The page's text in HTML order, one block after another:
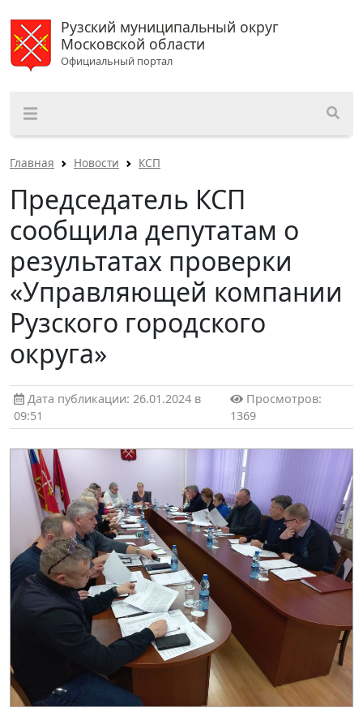
Рузский муниципальный округ
Московской области
Официальный портал
Главная Новости КСП
Председатель КСП
сообщила депутатам о
результатах проверки
«Управляющей компании
Рузского городского
округа»
Дата публикации: 26.01.2024 в
09:51
Просмотров:
1369